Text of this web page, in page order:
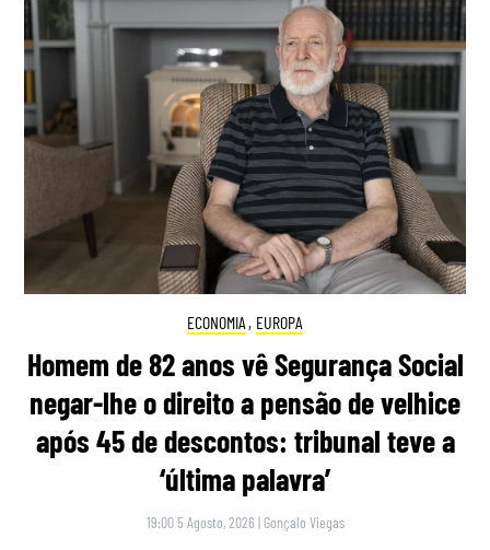
ECONOMIA , EUROPA
Homem de 82 anos vê Segurança Social
negar-lhe o direito a pensão de velhice
após 45 de descontos: tribunal teve a
‘última palavra’
19:00 5 Agosto, 2026 | Gonçalo Viegas